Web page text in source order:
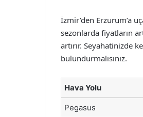
İzmir’den Erzurum’a
sezonlarda fiyatların
artırır. Seyahatinizde
bulundurmalısınız.
Hava Yolu
Pegasus